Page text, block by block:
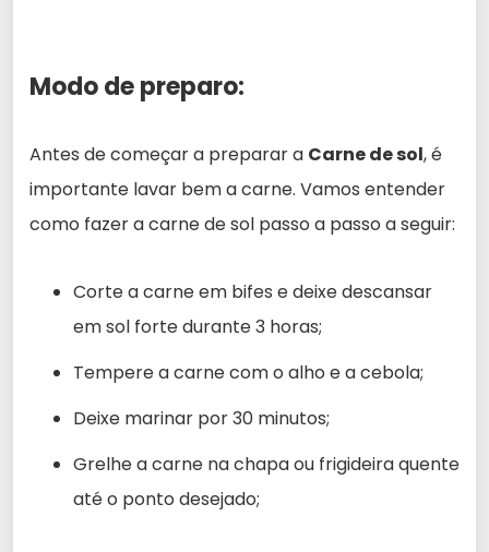
Modo de preparo:
Antes de começar a preparar a Carne de sol, é
importante lavar bem a carne. Vamos entender
como fazer a carne de sol passo a passo a seguir:
Corte a carne em bifes e deixe descansar
em sol forte durante 3 horas;
Tempere a carne com o alho e a cebola;
Deixe marinar por 30 minutos;
Grelhe a carne na chapa ou frigideira quente
até o ponto desejado;